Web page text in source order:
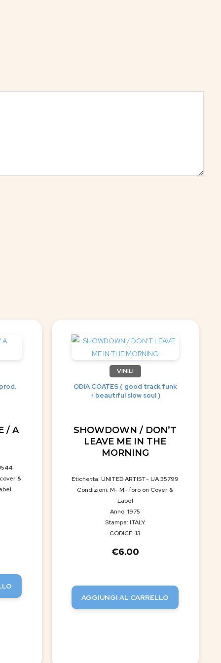
/ A
&
VINILI
ODIA COATES ( good track funk
+ beautiful slow soul )
SHOWDOWN / DON’T
LEAVE ME IN THE
MORNING
Etichetta: UNITED ARTIST- UA 35799
Condizioni: M- M- foro on Cover &
Label
Anno: 1975
Stampa: ITALY
CODICE: 13
€6.00
AGGIUNGI AL CARRELLO